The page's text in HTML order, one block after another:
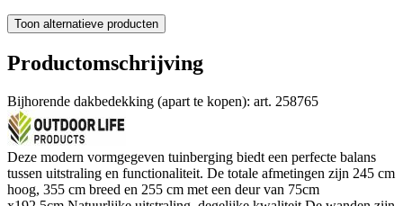
Toon alternatieve producten
Productomschrijving
Bijhorende dakbedekking (apart te kopen): art. 258765
Deze modern vormgegeven tuinberging biedt een perfecte balans
tussen uitstraling en functionaliteit. De totale afmetingen zijn 245 cm
hoog, 355 cm breed en 255 cm met een deur van 75cm